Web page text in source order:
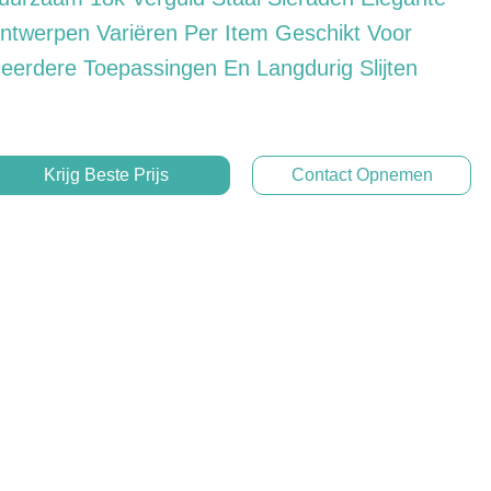
Variëren Per Item Geschikt Voor
Toepassingen En Langdurig Slijten
Krijg Beste Prijs Contact Opnemen